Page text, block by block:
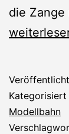
die Zange
Untere
Zylinder
Kategorisiert
Modellbahn